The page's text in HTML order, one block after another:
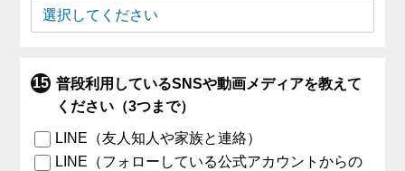
普段利用しているSNSや動画メディアを教えて
ください（3つまで）
LINE（友人知人や家族と連絡）
LINE（フォローしている公式アカウントからの